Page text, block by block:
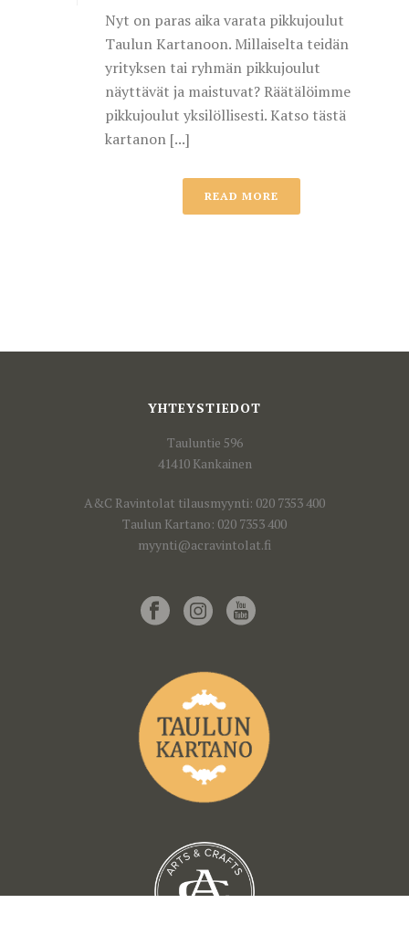
Nyt on paras aika varata pikkujoulut
Taulun Kartanoon. Millaiselta teidän
yrityksen tai ryhmän pikkujoulut
näyttävät ja maistuvat? Räätälöimme
pikkujoulut yksilöllisesti. Katso tästä
kartanon [...]
READ MORE
YHTEYSTIEDOT
Tauluntie 596
41410 Kankainen
A&C Ravintolat tilausmyynti: 020 7353 400
Taulun Kartano: 020 7353 400
myynti@acravintolat.fi